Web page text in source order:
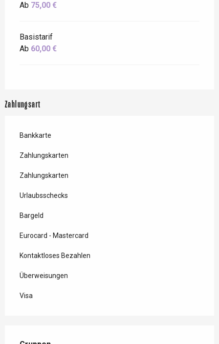
Ab 75,00 €
Basistarif
Ab 60,00 €
Zahlungsart
Bankkarte
Zahlungskarten
Zahlungskarten
Urlaubsschecks
Bargeld
Eurocard - Mastercard
Kontaktloses Bezahlen
Überweisungen
Visa